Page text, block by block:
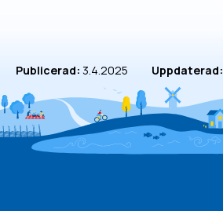
Publicerad: 3.4.2025 Uppdaterad: